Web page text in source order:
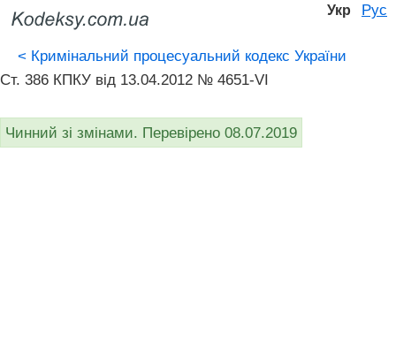
Укр Рус
< Кримінальний процесуальний кодекс України
Ст. 386 КПКУ від 13.04.2012 № 4651-VI
Чинний зі змінами. Перевірено 08.07.2019